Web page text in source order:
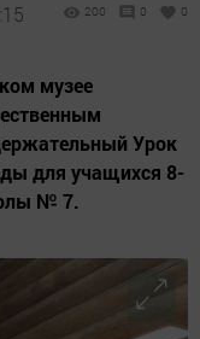
200 0 0
музее
Урок
для учащихся 8-
№ 7.